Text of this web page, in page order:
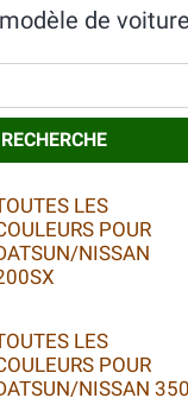
de
LES
POUR
NISSAN
LES
POUR
NISSAN